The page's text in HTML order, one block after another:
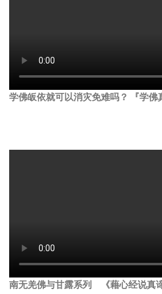
学佛皈依就可以消灾免难吗？ 『学佛
南无羌佛与甘露系列 《藉心经说真